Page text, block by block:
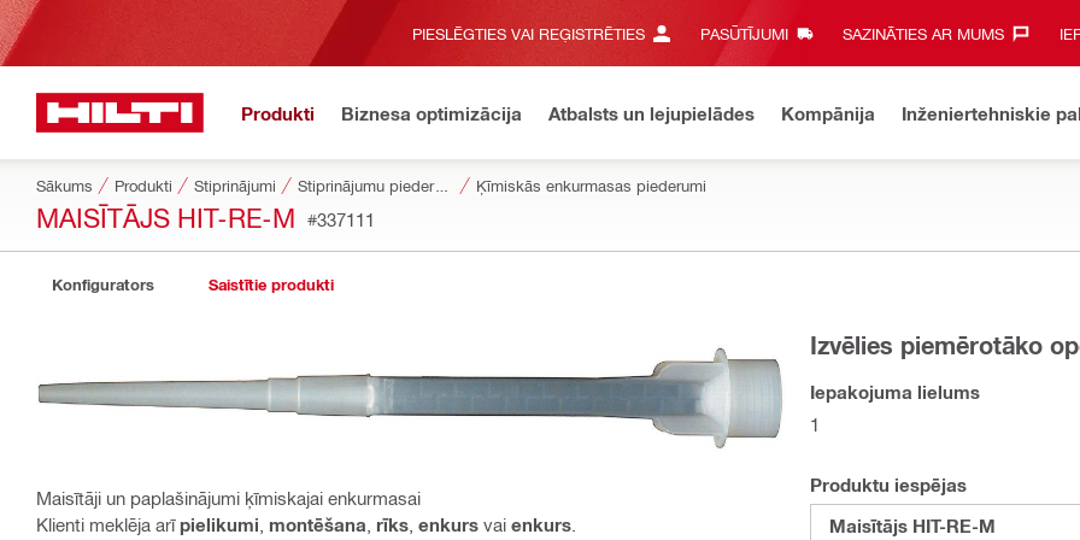
PIESLĒGTIES VAI REĢISTRĒTIES PASŪTĪJUMI SAZINĀTIES AR MUMS‎
Produkti Biznesa optimizācija Atbalsts un lejupielādes Kompānija Inženiertehniskie
Sākums Produkti Stiprinājumi Stiprinājumu piederumi Ķīmiskās enkurmasas piederumi
MAISĪTĀJS HIT-RE-M #337111
Konfigurators Saistītie produkti
Maisītāji un paplašinājumi ķīmiskajai enkurmasai
Klienti meklēja arīpielikumi montēšana rīks enkurs vai enkurs
Izvēlies piemērotāko
Iepakojuma lielums
1
Produktu iespējas
Maisītājs HIT-RE-M